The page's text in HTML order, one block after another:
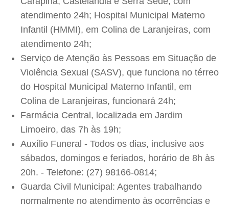
atendimento 24h; Hospital Municipal Materno
Infantil (HMMI), em Colina de Laranjeiras, com
atendimento 24h;
Serviço de Atenção às Pessoas em Situação de
Violência Sexual (SASV), que funciona no térreo
do Hospital Municipal Materno Infantil, em
Colina de Laranjeiras, funcionará 24h;
Farmácia Central, localizada em Jardim
Limoeiro, das 7h às 19h;
Auxílio Funeral - Todos os dias, inclusive aos
sábados, domingos e feriados, horário de 8h às
20h. - Telefone: (27) 98166-0814;
Guarda Civil Municipal: Agentes trabalhando
normalmente no atendimento às ocorrências e